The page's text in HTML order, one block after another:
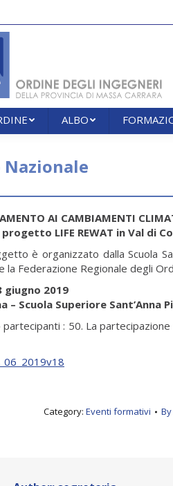
ALBO
AI CAMBIAMENTI
progetto LIFE REWAT in Val di
è organizzato dalla Scuola
la Federazione Regionale degli
giugno 2019
– Scuola Superiore Sant’Anna
: 50. La
Category: Eventi formativi By